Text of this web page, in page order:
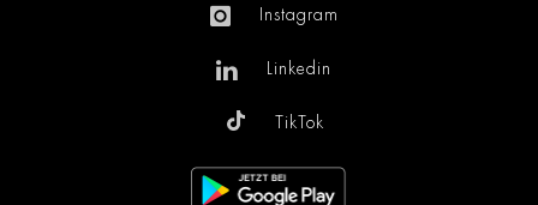
Instagram
Linkedin
TikTok